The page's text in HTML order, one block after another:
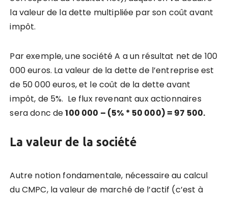
la valeur de la dette multipliée par son coût avant
impôt.
Par exemple, une société A a un résultat net de 100
000 euros. La valeur de la dette de l’entreprise est
de 50 000 euros, et le coût de la dette avant
impôt, de 5%. Le flux revenant aux actionnaires
sera donc de100 000 – (5% * 50 000) = 97 500.
La valeur de la société
Autre notion fondamentale, nécessaire au calcul
du CMPC, la valeur de marché de l’actif (c’est à